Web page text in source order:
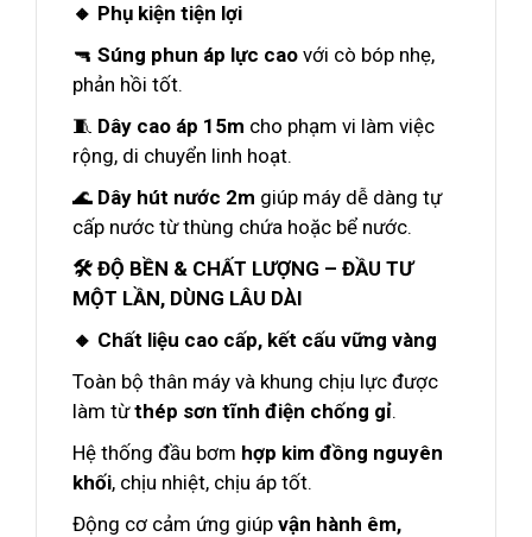
🔸 Phụ kiện tiện lợi
🔫 Súng phun áp lực cao với cò bóp nhẹ,
phản hồi tốt.
🧵 Dây cao áp 15m cho phạm vi làm việc
rộng, di chuyển linh hoạt.
🌊 Dây hút nước 2m giúp máy dễ dàng tự
cấp nước từ thùng chứa hoặc bể nước.
🛠️ ĐỘ BỀN & CHẤT LƯỢNG – ĐẦU TƯ
MỘT LẦN, DÙNG LÂU DÀI
🔸 Chất liệu cao cấp, kết cấu vững vàng
Toàn bộ thân máy và khung chịu lực được
làm từthép sơn tĩnh điện chống gỉ.
Hệ thống đầu bơm hợp kim đồng nguyên
khối, chịu nhiệt, chịu áp tốt.
Động cơ cảm ứng giúp vận hành êm,